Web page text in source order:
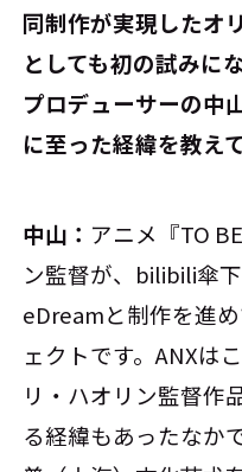
同制作が実現したオ
としても初の試みに
プロデューサーの中
に至った経緯を教え
中山： アニメ『TO
ン監督が、bilibili傘
eDreamと制作を進
ェクトです。ANXは
リ・ハオリン監督作
る経緯もあったなか